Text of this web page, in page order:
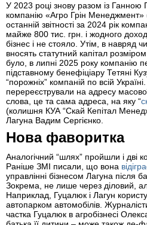
У 2023 році знову разом із Ганною
компанію «Агро Грін
останній звітності за 2024 рік
майже 800 тис. грн. і жодного
бізнес і не стояло. Утім, в навряд
вносять статутний капітал
було, в липні 2025 року компанію
підставному бенефіціару Тетяні
“порожніх” компаній по всій
перереєстрували на адресу
слова, це та сама адреса, на яку “
(колишня КУА “Скай Кепітал
Лагуна Вадим Сергієнко.
Нова фаворитка
Аналогічний “шлях” пройшли і дві
Раніше ЗМІ писали, що вона
управлінні бізнесом Лагуна після
Зокрема, не лише через діловий,
Наприклад, Гуцалюк і Лагун
автопарком автомобілів.
частка Гуцалюк в агробізнесі